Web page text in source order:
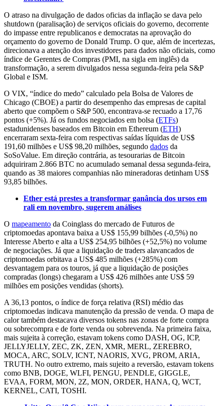
O atraso na divulgação de dados oficias da inflação se dava pelo
shutdown (paralisação) de serviços oficiais do governo, decorrente
do impasse entre republicanos e democratas na aprovação do
orçamento do governo de Donald Trump. O que, além de incertezas,
direcionava a atenção dos investidores para dados não oficiais, como
índice de Gerentes de Compras (PMI, na sigla em inglês) da
transformação, a serem divulgados nessa segunda-feira pela S&P
Global e ISM.
O VIX, “índice do medo” calculado pela Bolsa de Valores de
Chicago (CBOE) a partir do desempenho das empresas de capital
aberto que compõem o S&P 500, encontrava-se recuado a 17,76
pontos (+5%). Já os fundos negociados em bolsa (ETFs)
estadunidenses baseados em Bitcoin em Ethereum (ETH)
encerraram sexta-feira com respectivas saídas líquidas de US$
191,60 milhões e US$ 98,20 milhões, segundo dados da
SoSoValue. Em direção contrária, as tesourarias de Bitcoin
adquiriram 2.866 BTC no acumulado semanal dessa segunda-feira,
quando as 38 maiores companhias não mineradoras detinham US$
93,85 bilhões.
Ether está prestes a transformar ganância dos ursos em
rali em novembro, sugerem análises
O mapeamento da Coinglass do mercado de Futuros de
criptomoedas apontava baixa a US$ 155,99 bilhões (-0,5%) no
Interesse Aberto e alta a US$ 254,95 bilhões (+52,5%) no volume
de negociações. Já que a liquidação de traders alavancados de
criptomoedas orbitava a US$ 485 milhões (+285%) com
desvantagem para os touros, já que a liquidação de posições
compradas (longs) chegaram a US$ 426 milhões ante US$ 59
milhões em posições vendidas (shorts).
A 36,13 pontos, o índice de força relativa (RSI) médio das
criptomoedas indicava manutenção da pressão de venda. O mapa de
calor também destacava diversos tokens nas zonas de forte compra
ou sobrecompra e de forte venda ou sobrevenda. Na primeira faixa,
mais sujeita à correção, estavam tokens como DASH, OG, ICP,
JELLYJELLY, ZEC, ZK, ZEN, XMR, MERL, ZEREBRO,
MOCA, ARC, SOLV, ICNT, NAORIS, XVG, PROM, ARIA,
TRUTH. No outro extremo, mais sujeito a reversão, estavam tokens
como BNB, DOGE, WLFI, PENGU, PENDLE, GIGGLE,
EVAA, FORM, MON, 2Z, MON, ORDER, HANA, Q, WCT,
KERNEL, CATI, TOSHI.